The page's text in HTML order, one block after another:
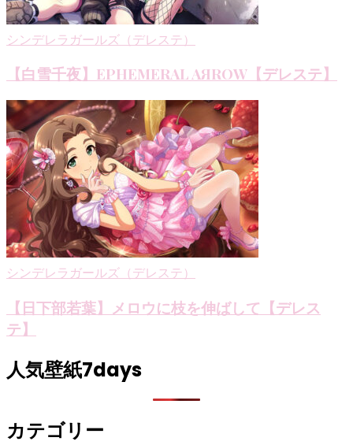
シンデレラガールズ（デレステ）
【白雪千夜】EPHEMERAL AЯROW【デレステ】
シンデレラガールズ（デレステ）
【日下部若葉】メロウに枝を伸ばして【デレス
テ】
人気壁紙7days
カテゴリー